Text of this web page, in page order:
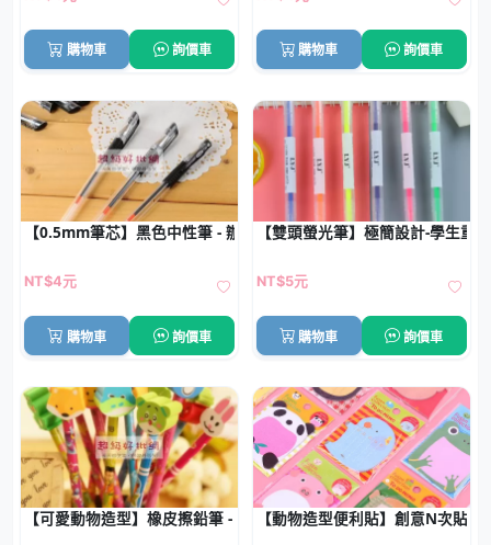
購物車 詢價車 購物車 詢價車
【0.5mm筆芯】黑色中性筆 - 辦公書寫筆
NT$4元
購物車 詢價車
【雙頭螢光筆】極簡設計-學生重
NT$5元
購物車 詢價車
【可愛動物造型】橡皮擦鉛筆 - 創意學生獎品兒童禮物
【動物造型便利貼】創意N次貼-